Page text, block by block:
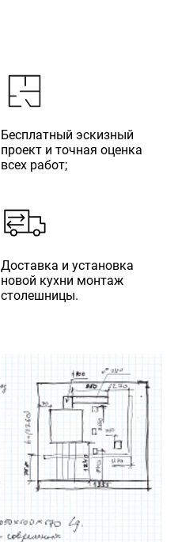
Бесплатный эскизный
проект и точная оценка
всех работ;
Доставка и установка
новой кухни монтаж
столешницы.